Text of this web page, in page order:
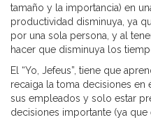
tamaño y la importancia) en
productividad disminuya, ya
por una sola persona, y al
hacer que disminuya los
El “Yo, Jefeus”, tiene que
recaiga la toma decisiones
sus empleados y solo estar
decisiones importante (ya que